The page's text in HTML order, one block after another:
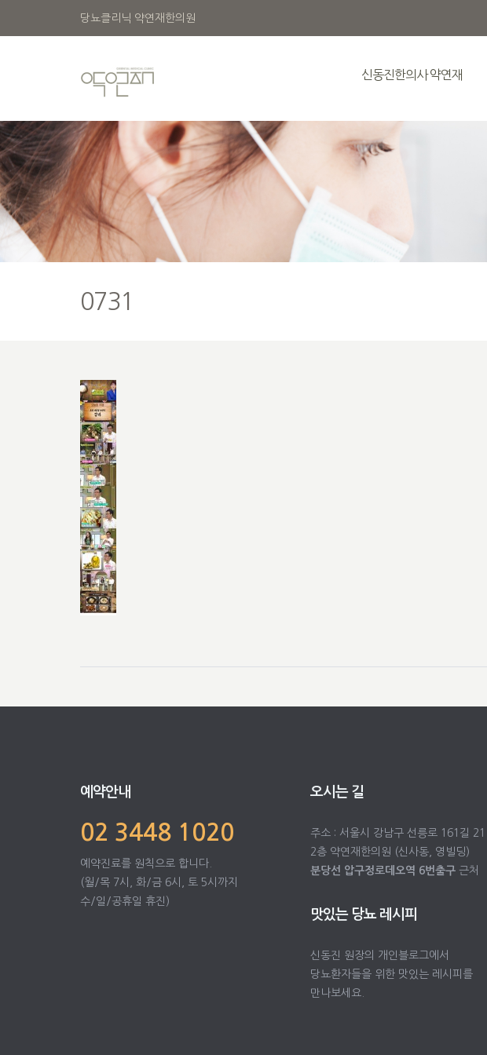
당뇨클리닉 약연재한의원
신동진한의사 약연재
0731
예약안내
02 3448 1020
예약진료를 원칙으로 합니다.
(월/목 7시, 화/금 6시, 토 5시까지
수/일/공휴일 휴진)
오시는 길
주소 : 서울시 강남구 선릉로 161길 21
2층 약연재한의원 (신사동, 영빌딩)
분당선 압구정로데오역 6번출구근처
맛있는 당뇨 레시피
신동진 원장의 개인블로그에서
당뇨환자들을 위한 맛있는 레시피를
만나보세요.